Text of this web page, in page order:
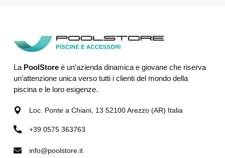
La PoolStoreè un’azienda dinamica e giovane che riserva
un’attenzione unica verso tutti i clienti del mondo della
piscina e le loro esigenze.
Loc. Ponte a Chiani, 13 52100 Arezzo (AR) Italia
+39 0575 363763
info@poolstore.it